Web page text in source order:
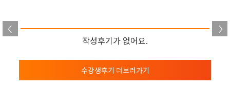
작성후기가 없어요.
수강생후기 더보러가기